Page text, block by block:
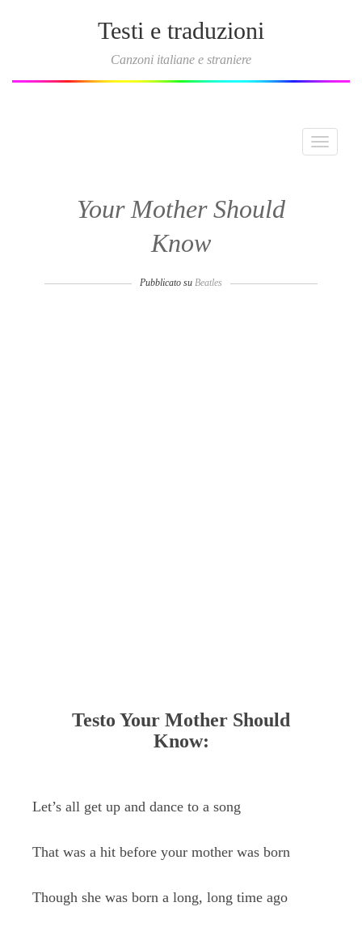
Testi e traduzioni
Canzoni italiane e straniere
Toggle
Your Mother Should
Know
Pubblicato su Beatles
Testo Your Mother Should
Know:
Let’s all get up and dance to a song
That was a hit before your mother was born
Though she was born a long, long time ago